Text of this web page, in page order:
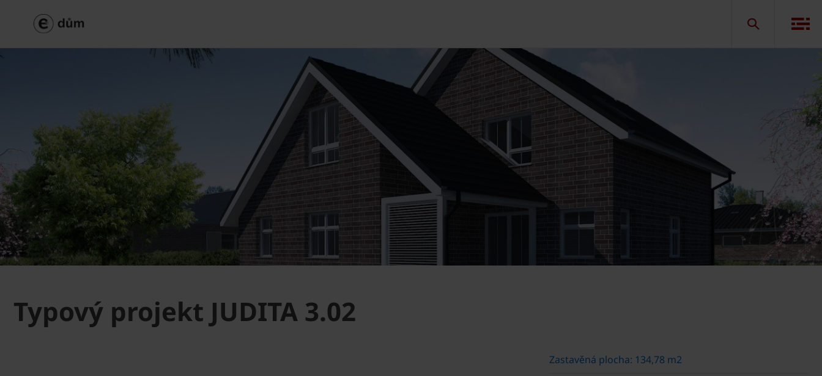
Typový projekt JUDITA 3.02
Zastavěná plocha: 134,78 m2